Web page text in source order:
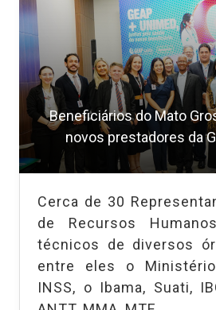
Beneficiários do Mato
novos prestadores da
Cerca de 30
de Recursos
técnicos de diversos
entre eles o
INSS, o Ibama, Suati,